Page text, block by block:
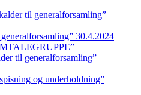
til generalforsamling”
30.4.2024
til generalforsamling”
og underholdning”